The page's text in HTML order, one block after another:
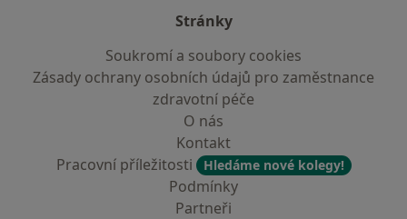
Stránky
Soukromí a soubory cookies
Zásady ochrany osobních údajů pro zaměstnance
zdravotní péče
O nás
Kontakt
Pracovní příležitosti
Hledáme nové kolegy!
Podmínky
Partneři